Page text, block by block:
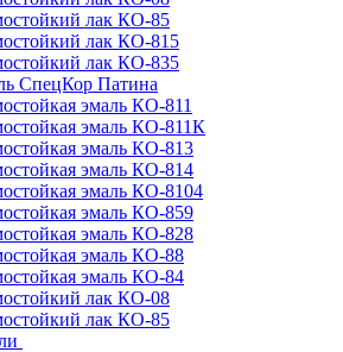
лак КО-85
лак КО-815
лак КО-835
СпецКор Патина
эмаль КО-811
эмаль КО-811К
эмаль КО-813
эмаль КО-814
эмаль КО-8104
эмаль КО-859
эмаль КО-828
эмаль КО-88
эмаль КО-84
лак КО-08
лак КО-85